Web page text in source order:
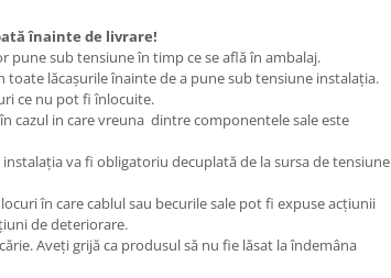
înainte de livrare!
pune sub tensiune în timp ce se află în ambalaj.
lăcașurile înainte de a pune sub tensiune instalația.
ce nu pot fi înlocuite.
cazul in care vreuna dintre componentele sale este
va fi obligatoriu decuplată de la sursa de tensiune
în care cablul sau becurile sale pot fi expuse acțiunii
de deteriorare.
Aveți grijă ca produsul să nu fie lăsat la îndemâna